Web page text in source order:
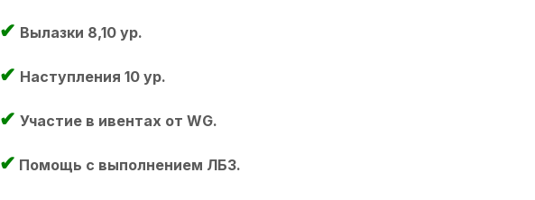
✔ Вылазки 8,10 ур.
✔ Наступления 10 ур.
✔Участие в ивентах от WG.
✔ Помощь с выполнением ЛБЗ.